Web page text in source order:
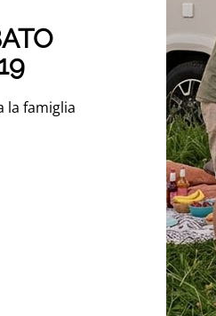
la famiglia